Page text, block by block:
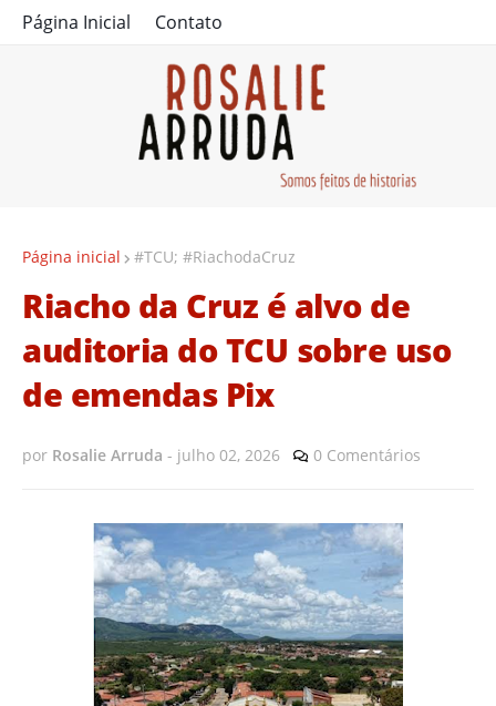
Página Inicial Contato
Página inicial #TCU; #RiachodaCruz
Riacho da Cruz é alvo de
auditoria do TCU sobre uso
de emendas Pix
por Rosalie Arruda - julho 02, 2026 0 Comentários